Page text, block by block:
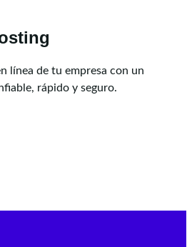
línea de tu empresa con un
rápido y seguro.